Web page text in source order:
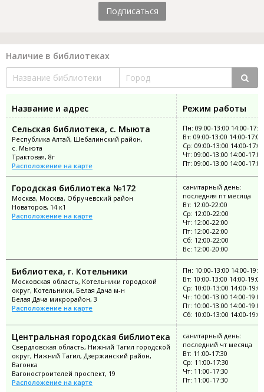
Подписаться
Наличие в библиотеках
Название и адрес
Режим работы
Сельская библиотека, с. Мыюта
Республика Алтай, Шебалинский район,
с. Мыюта
Трактовая, 8г
Расположение на карте
Пн: 09:00-13:00 14:00-
Вт: 09:00-13:00 14:00-17:00
Ср: 09:00-13:00 14:00-17:00
Чт: 09:00-13:00 14:00-17:00
Пт: 09:00-13:00 14:00-17:00
Городская библиотека №172
Москва, Москва, Обручевский район
Новаторов, 14 к1
Расположение на карте
санитарный день:
последняя пт месяца
Вт: 12:00-22:00
Ср: 12:00-22:00
Чт: 12:00-22:00
Пт: 12:00-22:00
Сб: 12:00-22:00
Вс: 12:00-20:00
Библиотека, г. Котельники
Московская область, Котельники городской
округ, Котельники, Белая Дача м-н
Белая Дача микрорайон, 3
Расположение на карте
Пн: 10:00-13:00 14:00-
Вт: 10:00-13:00 14:00-19:00
Ср: 10:00-13:00 14:00-19:00
Чт: 10:00-13:00 14:00-19:00
Пт: 10:00-13:00 14:00-19:00
Сб: 10:00-13:00 14:00-19:00
Центральная городская библиотека
Свердловская область, Нижний Тагил городской
округ, Нижний Тагил, Дзержинский район,
Вагонка
Вагоностроителей проспект, 19
Расположение на карте
санитарный день:
последний чт месяца
Вт: 11:00-17:30
Ср: 11:00-17:30
Чт: 11:00-17:30
Пт: 11:00-17:30